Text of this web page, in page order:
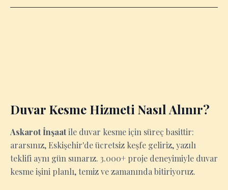
Duvar Kesme Hizmeti Nasıl Alınır?
Askarot İnşaatile duvar kesme için süreç basittir:
ararsınız, Eskişehir'de ücretsiz keşfe geliriz, yazılı
teklifi aynı gün sunarız. 3.000+ proje deneyimiyle duvar
kesme işini planlı, temiz ve zamanında bitiriyoruz.